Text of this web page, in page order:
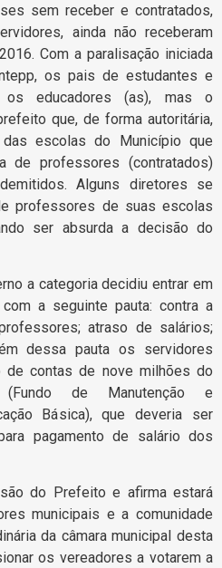
sem receber e contratados,
ainda não receberam
Com a paralisação iniciada
os pais de estudantes e
os educadores (as), mas o
que, de forma autoritária,
escolas do Município que
de professores (contratados)
Alguns diretores se
professores de suas escolas
ser absurda a decisão do
a categoria decidiu entrar em
a seguinte pauta: contra a
atraso de salários;
dessa pauta os servidores
de contas de nove milhões do
de Manutenção e
Básica), que deveria ser
pagamento de salário dos
do Prefeito e afirma estará
municipais e a comunidade
da câmara municipal desta
os vereadores a votarem a